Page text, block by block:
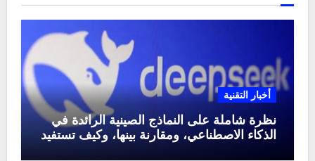
أخبار التقنية
نظرة شاملة على النماذج الصينية الرائدة في
الذكاء الاصطناعي، ومقارنة بينها، وكيف تستفيد